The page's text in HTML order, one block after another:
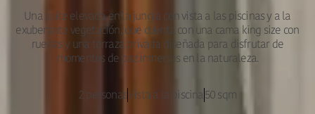
Una suite elevada en la jungla con vista a las piscinas y a la
exuberante vegetación, que cuenta con una cama king size con
ruedas y una terraza privada diseñada para disfrutar de
momentos de paz inmersos en la naturaleza.
2 personasVista a la piscina50 sqm